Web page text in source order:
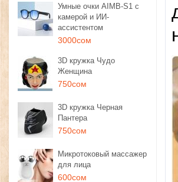
Умные очки AIMB-S1 с
камерой и ИИ-
ассистентом
3000сом
3D кружка Чудо
Женщина
750сом
3D кружка Черная
Пантера
750сом
Микротоковый массажер
для лица
600сом